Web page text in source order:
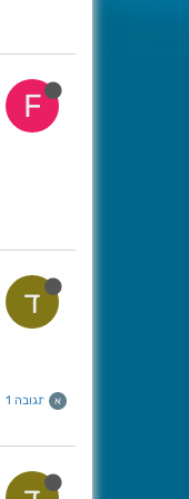
F
ד
א תגובה 1